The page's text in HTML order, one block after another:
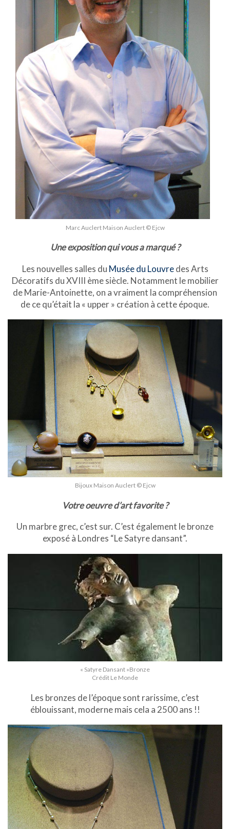
Marc Auclert Maison Auclert © Ejcw
Une exposition qui vous a marqué ?
Les nouvelles salles du Musée du Louvredes Arts
Décoratifs du XVIII ème siècle. Notamment le mobilier
de Marie-Antoinette, on a vraiment la compréhension
de ce qu’était la « upper » création à cette époque.
Bijoux Maison Auclert © Ejcw
Votre oeuvre d’art favorite ?
Un marbre grec, c’est sur. C’est également le bronze
exposé à Londres “Le Satyre dansant”.
« Satyre Dansant »Bronze
Crédit Le Monde
Les bronzes de l’époque sont rarissime, c’est
éblouissant, moderne mais cela a 2500 ans !!